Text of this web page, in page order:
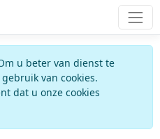
u beter van dienst te
van cookies.
dat u onze cookies